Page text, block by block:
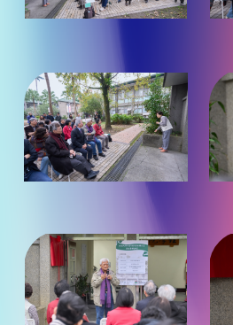
觀
觀
照
片
放
大
觀
照
片
放
大
觀
照
片
放
大
照
片
放
大